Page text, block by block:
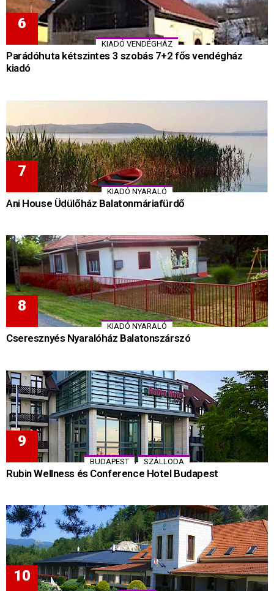
KIADÓ VENDÉGHÁZ
Parádóhuta kétszintes 3 szobás 7+2 fős vendégház
kiadó
KIADÓ NYARALÓ
Ani House Üdülőház Balatonmáriafürdő
KIADÓ NYARALÓ
Cseresznyés Nyaralóház Balatonszárszó
BUDAPEST , SZÁLLODA
Rubin Wellness és Conference Hotel Budapest